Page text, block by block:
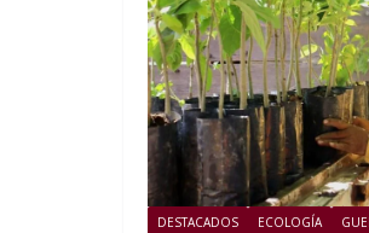
DESTACADOS ECOLOGÍA